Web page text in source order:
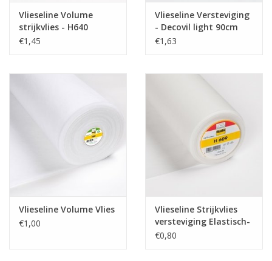
Vlieseline Volume
strijkvlies - H640
€1,45
Vlieseline Versteviging
- Decovil light 90cm
€1,63
Vlieseline Volume Vlies
€1,00
Vlieseline Strijkvlies
versteviging Elastisch-
H609 - Wit
€0,80